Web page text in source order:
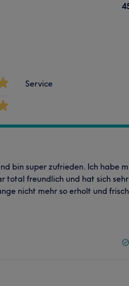
Service
bin super zufrieden. Ich habe
total freundlich und hat sich sehr
nicht mehr so erholt und frisch